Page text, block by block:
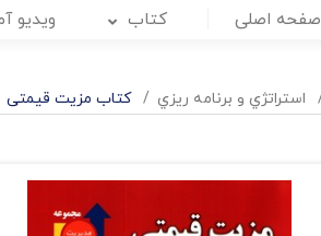
صفحه اصلی کتاب ویدیو
استراتژي و برنامه ريزي کتاب مزیت قیمتی